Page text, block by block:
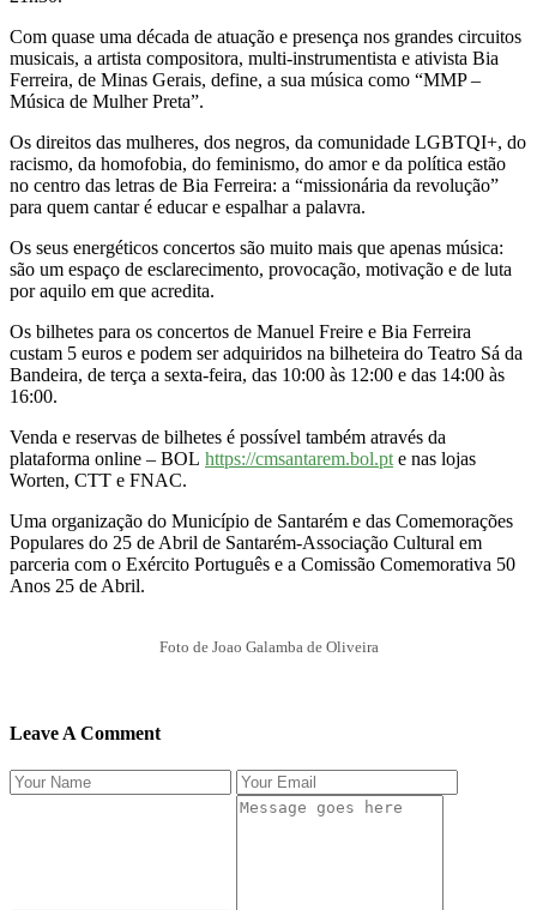
Com quase uma década de atuação e presença nos grandes circuitos
musicais, a artista compositora, multi-instrumentista e ativista Bia
Ferreira, de Minas Gerais, define, a sua música como “MMP –
Música de Mulher Preta”.
Os direitos das mulheres, dos negros, da comunidade LGBTQI+, do
racismo, da homofobia, do feminismo, do amor e da política estão
no centro das letras de Bia Ferreira: a “missionária da revolução”
para quem cantar é educar e espalhar a palavra.
Os seus energéticos concertos são muito mais que apenas música:
são um espaço de esclarecimento, provocação, motivação e de luta
por aquilo em que acredita.
Os bilhetes para os concertos de Manuel Freire e Bia Ferreira
custam 5 euros e podem ser adquiridos na bilheteira do Teatro Sá da
Bandeira, de terça a sexta-feira, das 10:00 às 12:00 e das 14:00 às
16:00.
Venda e reservas de bilhetes é possível também através da
plataforma online – BOL https://cmsantarem.bol.pt e nas lojas
Worten, CTT e FNAC.
Uma organização do Município de Santarém e das Comemorações
Populares do 25 de Abril de Santarém-Associação Cultural em
parceria com o Exército Português e a Comissão Comemorativa 50
Anos 25 de Abril.
Foto de Joao Galamba de Oliveira
Leave A Comment